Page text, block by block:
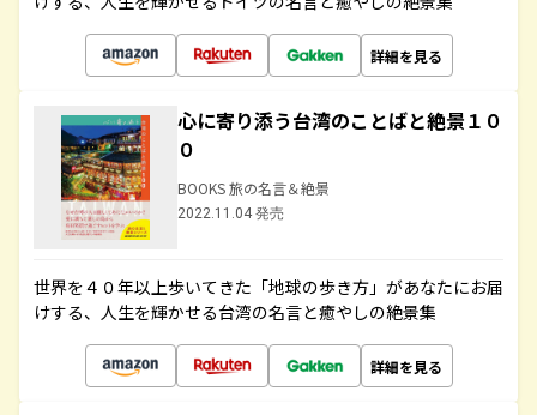
詳細を見る
心に寄り添う台湾のことばと絶景１０
０
BOOKS 旅の名言＆絶景
2022.11.04 発売
世界を４０年以上歩いてきた「地球の歩き方」があなたにお届
けする、人生を輝かせる台湾の名言と癒やしの絶景集
詳細を見る